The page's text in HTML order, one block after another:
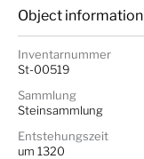
Object information
Inventarnummer
St-00519
Sammlung
Steinsammlung
Entstehungszeit
um 1320